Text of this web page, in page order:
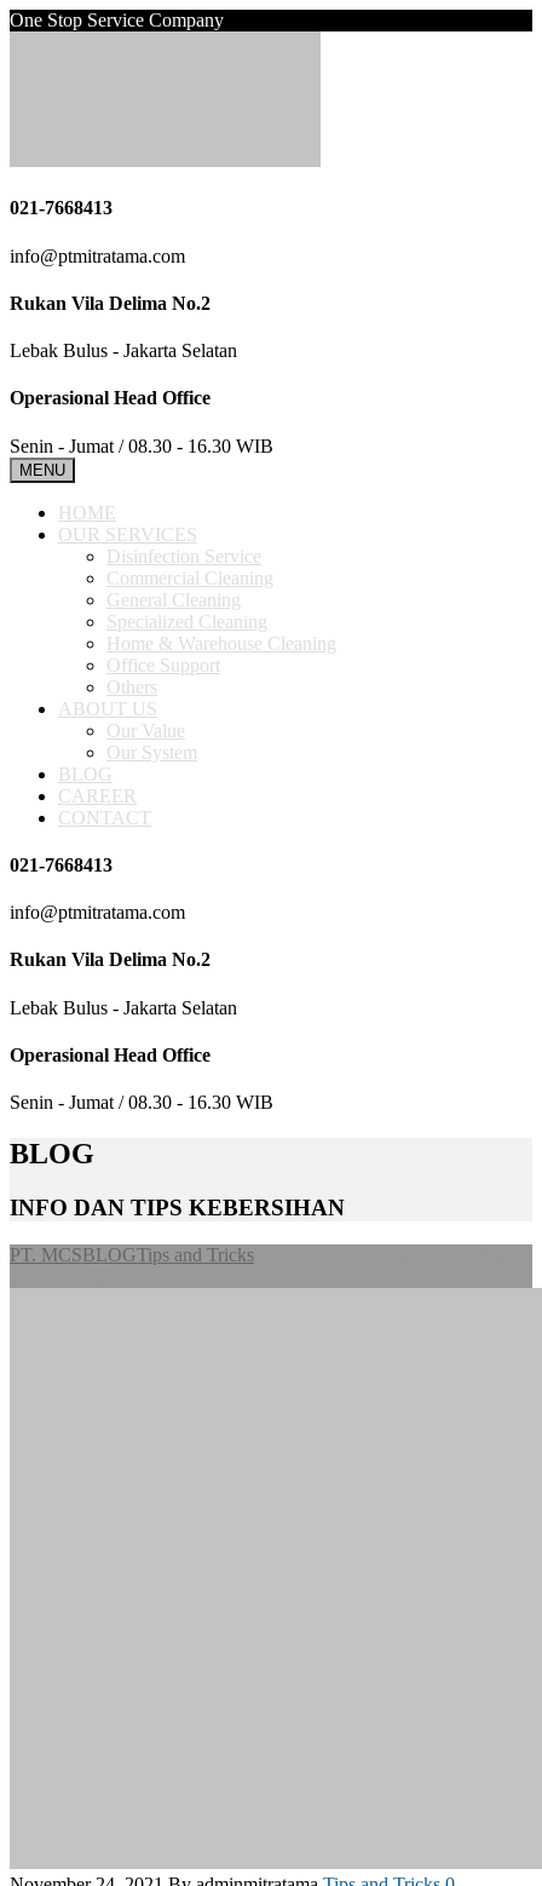
One Stop Service Company
021-7668413
info@ptmitratama.com
Rukan Vila Delima No.2
Lebak Bulus - Jakarta Selatan
Operasional Head Office
Senin - Jumat / 08.30 - 16.30 WIB
MENU
HOME
OUR SERVICES
Disinfection Service
Commercial Cleaning
General Cleaning
Specialized Cleaning
Home & Warehouse Cleaning
Office Support
Others
ABOUT US
Our Value
Our System
BLOG
CAREER
CONTACT
021-7668413
info@ptmitratama.com
Rukan Vila Delima No.2
Lebak Bulus - Jakarta Selatan
Operasional Head Office
Senin - Jumat / 08.30 - 16.30 WIB
BLOG
INFO DAN TIPS KEBERSIHAN
PT. MCSBLOGTips and Tricks